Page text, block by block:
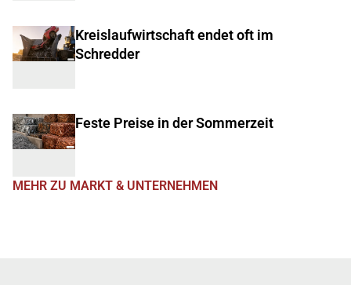
Kreislaufwirtschaft endet oft im
Schredder
Feste Preise in der Sommerzeit
MEHR ZU MARKT & UNTERNEHMEN